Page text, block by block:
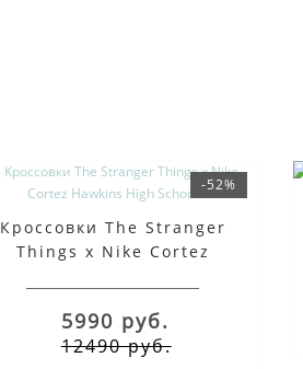
-52%
Кроссовки The Stranger
Things x Nike Cortez
5990 руб.
12490 руб.